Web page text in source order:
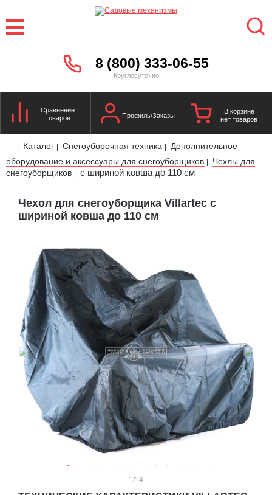
8 (800) 333-06-55
Круглосуточно
Сравнение
товаров
Профиль/Заказы
В корзине
нет товаров
| Каталог | Снегоуборочная техника |
Дополнительное
оборудование и аксессуары для снегоуборщиков |
Чехлы для
снегоуборщиков | с шириной ковша до 110 cм
Чехол для снегоуборщика Villartec с
шириной ковша до 110 cм
1 /14